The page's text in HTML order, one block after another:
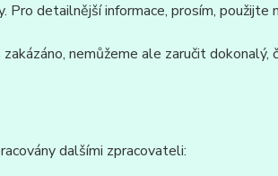
detailnější informace, prosím, použijte
nemůžeme ale zaručit dokonalý,
dalšími zpracovateli: